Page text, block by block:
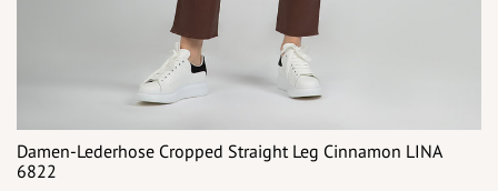
Damen-Lederhose Cropped Straight Leg Cinnamon LINA
6822